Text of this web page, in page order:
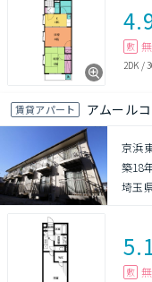
敷
2DK /
賃貸アパート アムール
京浜
築18
埼玉
敷